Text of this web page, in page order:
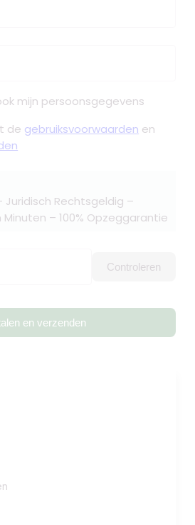
mijn persoonsgegevens
de gebruiksvoorwaarden en
Juridisch Rechtsgeldig –
– 100% Opzeggarantie
Controleren
en verzenden